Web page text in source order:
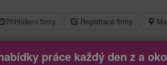
Přihlášení firmy Registrace firmy
práce každý den z a